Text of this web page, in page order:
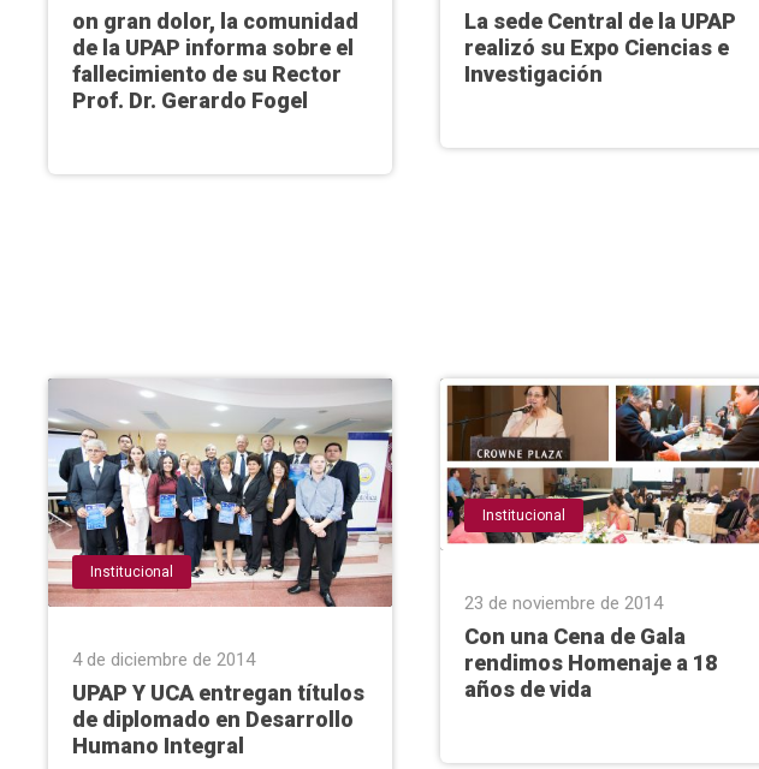
on gran dolor, la comunidad
de la UPAP informa sobre el
fallecimiento de su Rector
Prof. Dr. Gerardo Fogel
La sede Central de la UPAP
realizó su Expo Ciencias e
Investigación
Institucional
4 de diciembre de 2014
UPAP Y UCA entregan títulos
de diplomado en Desarrollo
Humano Integral
Institucional
23 de noviembre de 2014
Con una Cena de Gala
rendimos Homenaje a 18
años de vida